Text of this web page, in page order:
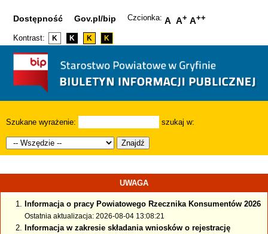
Dostępność Gov.pl/bip Czcionka: A A+ A++
Kontrast: K K K K
Szukane wyrażenie: szukaj w:
Znajdź
UWAGA
Informacja o pracy Powiatowego Rzecznika Konsumentów 2026
Ostatnia aktualizacja: 2026-08-04 13:08:21
Informacja w zakresie składania wniosków o rejestrację